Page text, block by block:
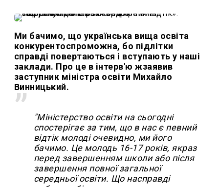
Ми бачимо, що українська вища освіта
конкурентоспроможна, бо підлітки
справді повертаються і вступають у наші
заклади. Про це в інтерв'ю жзаявив
заступник міністра освіти Михайло
Винницький.
"Міністерство освіти на сьогодні
спостерігає за тим, що в нас є певний
відтік молоді очевидно, ми його
бачимо. Це молодь 16-17 років, якраз
перед завершенням школи або після
завершення повної загальної
середньої освіти. Що насправді